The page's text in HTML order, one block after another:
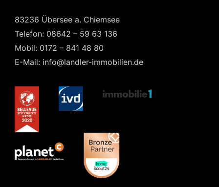
83236 Übersee a. Chiemsee
Telefon: 08642 – 59 63 136
Mobil: 0172 – 841 48 80
E-Mail: info@landler-immobilien.de